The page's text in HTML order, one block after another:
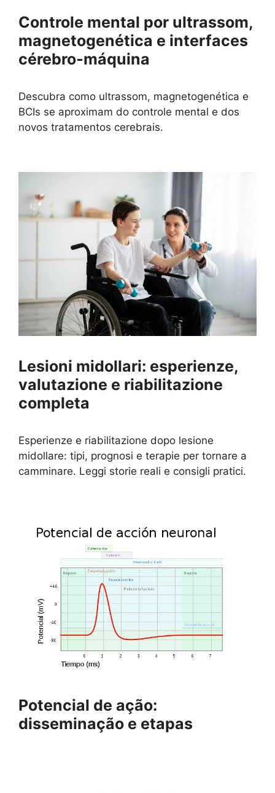
Controle mental por ultrassom,
magnetogenética e interfaces
cérebro‑máquina
Descubra como ultrassom, magnetogenética e
BCIs se aproximam do controle mental e dos
novos tratamentos cerebrais.
Lesioni midollari: esperienze,
valutazione e riabilitazione
completa
Esperienze e riabilitazione dopo lesione
midollare: tipi, prognosi e terapie per tornare a
camminare. Leggi storie reali e consigli pratici.
Potencial de ação:
disseminação e etapas